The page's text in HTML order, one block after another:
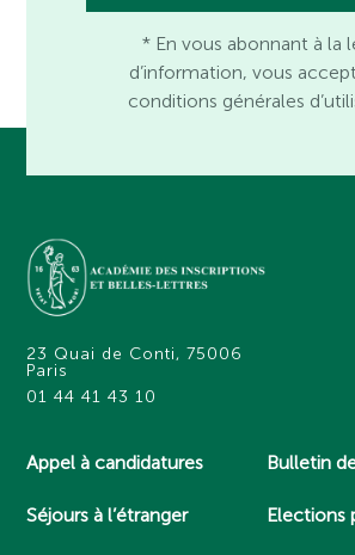
* En vous abonnant à la
d’information, vous
conditions générales
23 Quai de Conti, 75006
Paris
01 44 41 43 10
Appel à candidatures
Séjours à l’étranger
Bulletin
Elections